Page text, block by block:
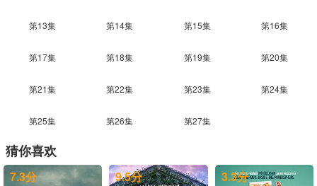
第13集 第14集 第15集 第16集
第17集 第18集 第19集 第20集
第21集 第22集 第23集 第24集
第25集 第26集 第27集
猜你喜欢
7.3分 9.5分 3.3分